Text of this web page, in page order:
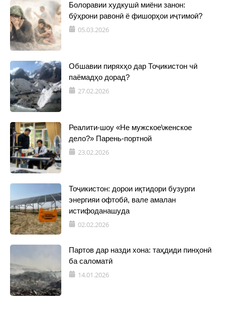
Болоравии худкушӣ миёни занон:
бӯҳрони равонӣ ё фишорҳои иҷтимоӣ?
05.03.2026
Обшавии пиряхҳо дар Тоҷикистон чӣ
паёмадҳо дорад?
27.02.2026
Реалити-шоу «Не мужское\женское
дело?» Парень-портной
23.02.2026
Тоҷикистон: дорои иқтидори бузурги
энергияи офтобӣ, вале амалан
истифоданашуда
02.02.2026
Партов дар назди хона: таҳдиди пинҳонӣ
ба саломатӣ
14.01.2026